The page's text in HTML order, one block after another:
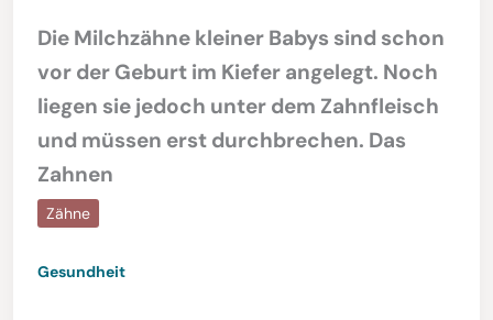
Die Milchzähne kleiner Babys sind schon
vor der Geburt im Kiefer angelegt. Noch
liegen sie jedoch unter dem Zahnfleisch
und müssen erst durchbrechen. Das
Zahnen
Zähne
Gesundheit